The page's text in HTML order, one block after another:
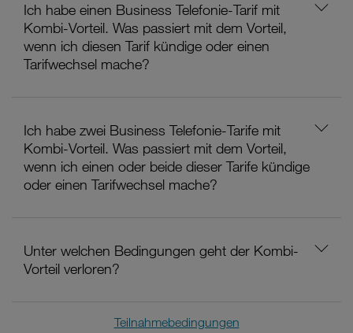
Ich habe einen Business Telefonie-Tarif mit
Kombi-Vorteil. Was passiert mit dem Vorteil,
wenn ich diesen Tarif kündige oder einen
Tarifwechsel mache?
Ich habe zwei Business Telefonie-Tarife mit
Kombi-Vorteil. Was passiert mit dem Vorteil,
wenn ich einen oder beide dieser Tarife kündige
oder einen Tarifwechsel mache?
Unter welchen Bedingungen geht der Kombi-
Vorteil verloren?
Teilnahmebedingungen